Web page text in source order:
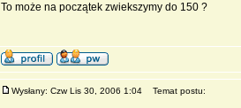
To może na początek zwiekszymy do 150 ?
Wysłany: Czw Lis 30, 2006 1:04 Temat postu: